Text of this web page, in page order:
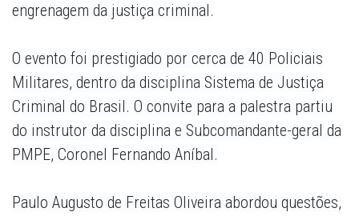
engrenagem da justiça criminal.
O evento foi prestigiado por cerca de 40 Policiais
Militares, dentro da disciplina Sistema de Justiça
Criminal do Brasil. O convite para a palestra partiu
do instrutor da disciplina e Subcomandante-geral da
PMPE, Coronel Fernando Aníbal.
Paulo Augusto de Freitas Oliveira abordou questões,